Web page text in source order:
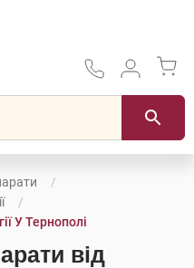
У Тернополі
від